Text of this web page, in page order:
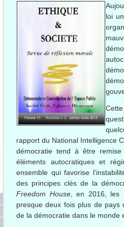
loi
rapport du National Intelligence
démocratie tend à être
éléments autocratiques et
ensemble qui favorise
des principes clés de la
Freedom House, en 2016, les
presque deux fois plus de pays
de la démocratie dans le monde